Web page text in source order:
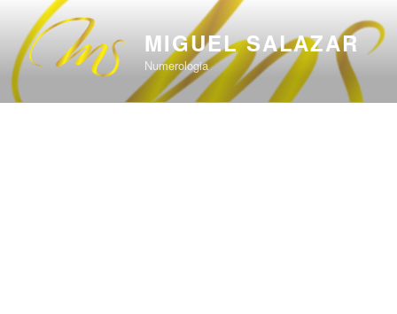
contenido
MIGUEL SALAZAR
Numerologia